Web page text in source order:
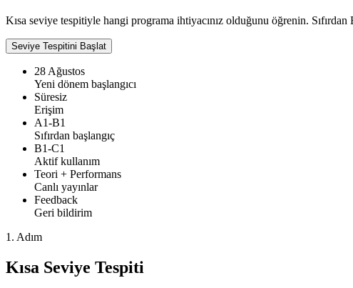
Kısa seviye tespitiyle hangi programa ihtiyacınız olduğunu öğrenin.
Seviye Tespitini Başlat
28 Ağustos
Yeni dönem başlangıcı
Süresiz
Erişim
A1-B1
Sıfırdan başlangıç
B1-C1
Aktif kullanım
Teori + Performans
Canlı yayınlar
Feedback
Geri bildirim
1. Adım
Kısa Seviye Tespiti